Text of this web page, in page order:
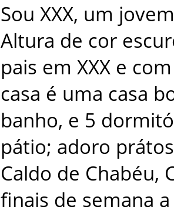
Sou XXX, um jovem
Altura de cor
pais em XXX e com
casa é uma casa
banho, e 5
pátio; adoro prátos
Caldo de Chabéu,
finais de semana a